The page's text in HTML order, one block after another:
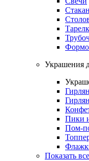
Украшения
Пики
Пом-
Показать все